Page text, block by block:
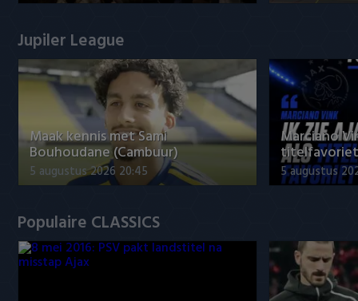
Jupiler League
Maak kennis met Sami
Bouhoudane (Cambuur)
5 augustus 2026 20:45
Marciano
5 augustus
Populaire CLASSICS